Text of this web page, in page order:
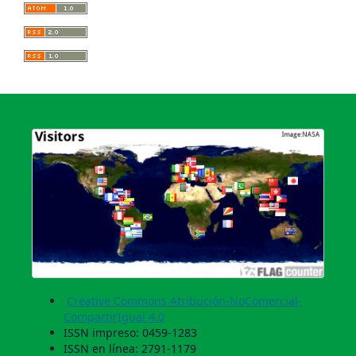
Creative Commons Atribución-NoComercial-
CompartirIgual 4.0
ISSN impreso: 0459-1283
ISSN en línea: 2791-1179